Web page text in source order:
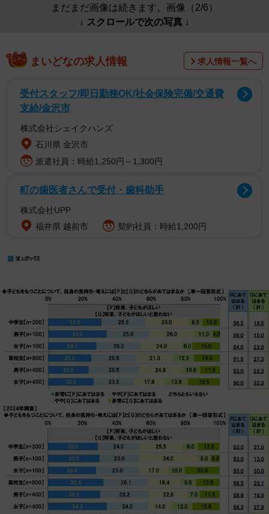
まだまだ画像は続きます。画像（2/6）
↓ スクロールで次の写真 ↓
まいどなの求人情報 求人情報一覧へ
受付スタッフ/即日勤務OK/社会保険完備/交通費
支給/金沢市
株式会社シェイクハンズ
石川県 金沢市
派遣社員：時給1,250円～1,300円
町の歯医者さんで受付・歯科助手
株式会社UPP
福井県 越前市
契約社員：時給1,200円